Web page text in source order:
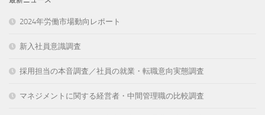
2024年労働市場動向レポート
新入社員意識調査
採用担当の本音調査／社員の就業・転職意向実態調査
マネジメントに関する経営者・中間管理職の比較調査